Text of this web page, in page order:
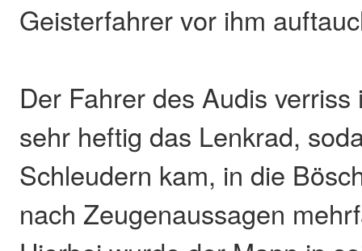
Geisterfahrer vor ihm
Der Fahrer des Audis
sehr heftig das Lenkrad,
Schleudern kam, in die
nach Zeugenaussagen